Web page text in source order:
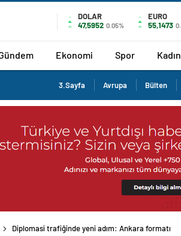
DOLAR
47,5952 0.05%
EURO
55,1473
Ekonomi Spor Kadın
3.Sayfa Avrupa Bülten
Diplomasi trafiğinde yeni adım: Ankara formatı